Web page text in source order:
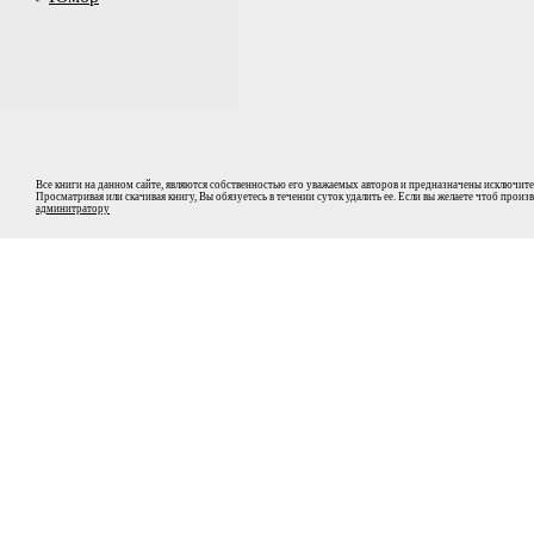
Все книги на данном сайте, являются собственностью его уважаемых авторов и предназначены
Просматривая или скачивая книгу, Вы обязуетесь в течении суток удалить ее. Если вы желаете чтоб
админитратору